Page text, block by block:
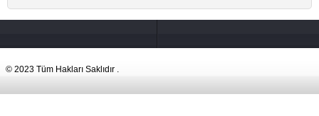
© 2023 Tüm Hakları Saklıdır .